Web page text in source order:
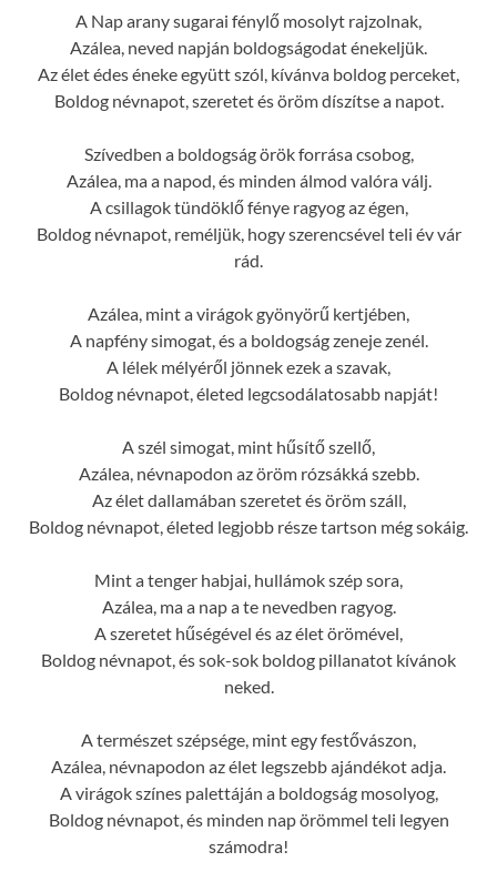
A Nap arany sugarai fénylő mosolyt rajzolnak,
Azálea, neved napján boldogságodat énekeljük.
Az élet édes éneke együtt szól, kívánva boldog perceket,
Boldog névnapot, szeretet és öröm díszítse a napot.
Szívedben a boldogság örök forrása csobog,
Azálea, ma a napod, és minden álmod valóra válj.
A csillagok tündöklő fénye ragyog az égen,
Boldog névnapot, reméljük, hogy szerencsével teli év vár
rád.
Azálea, mint a virágok gyönyörű kertjében,
A napfény simogat, és a boldogság zeneje zenél.
A lélek mélyéről jönnek ezek a szavak,
Boldog névnapot, életed legcsodálatosabb napját!
A szél simogat, mint hűsítő szellő,
Azálea, névnapodon az öröm rózsákká szebb.
Az élet dallamában szeretet és öröm száll,
Boldog névnapot, életed legjobb része tartson még sokáig.
Mint a tenger habjai, hullámok szép sora,
Azálea, ma a nap a te nevedben ragyog.
A szeretet hűségével és az élet örömével,
Boldog névnapot, és sok-sok boldog pillanatot kívánok
neked.
A természet szépsége, mint egy festővászon,
Azálea, névnapodon az élet legszebb ajándékot adja.
A virágok színes palettáján a boldogság mosolyog,
Boldog névnapot, és minden nap örömmel teli legyen
számodra!